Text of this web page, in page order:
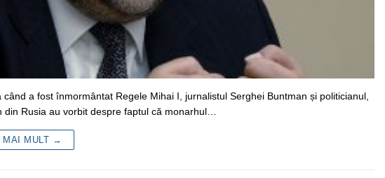
când a fost înmormântat Regele Mihai I, jurnalistul Serghei Buntman și politicianul,
din Rusia au vorbit despre faptul că monarhul…
MAI MULT →